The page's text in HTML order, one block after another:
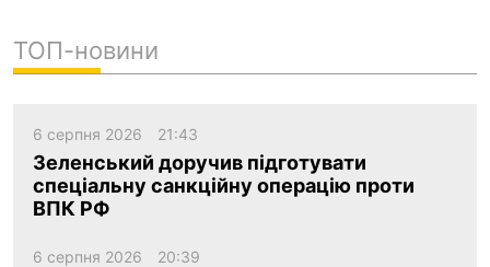
ТОП-новини
6 серпня 2026 21:43
Зеленський доручив підготувати
спеціальну санкційну операцію проти
ВПК РФ
6 серпня 2026 20:39